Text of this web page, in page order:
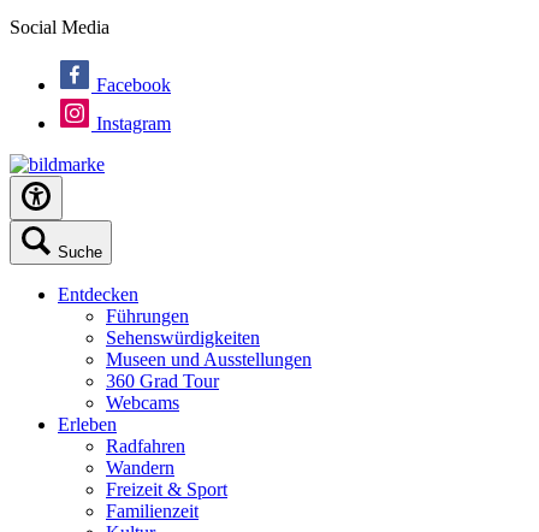
Social Media
Facebook
Instagram
Suche
Entdecken
Führungen
Sehenswürdigkeiten
Museen und Ausstellungen
360 Grad Tour
Webcams
Erleben
Radfahren
Wandern
Freizeit & Sport
Familienzeit